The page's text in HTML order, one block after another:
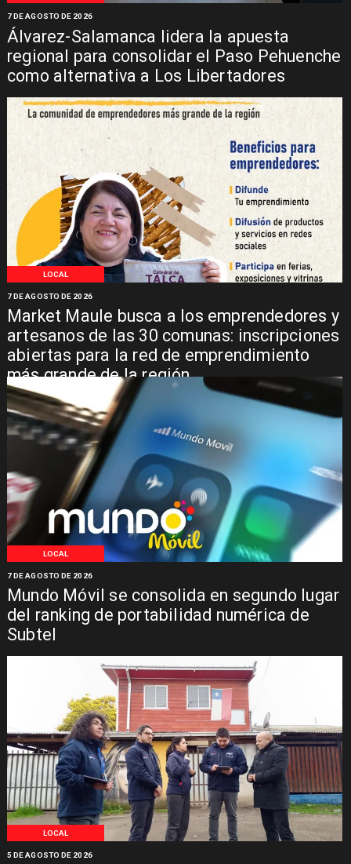
Álvarez-Salamanca lidera la apuesta
regional para consolidar el Paso Pehuenche
como alternativa a Los Libertadores
7 DE AGOSTO DE 2026
LOCAL
Market Maule busca a los emprendedores y
artesanos de las 30 comunas: inscripciones
abiertas para la red de emprendimiento
más grande de la región
7 DE AGOSTO DE 2026
LOCAL
Mundo Móvil se consolida en segundo lugar
del ranking de portabilidad numérica de
Subtel
7 DE AGOSTO DE 2026
LOCAL
5 DE AGOSTO DE 2026